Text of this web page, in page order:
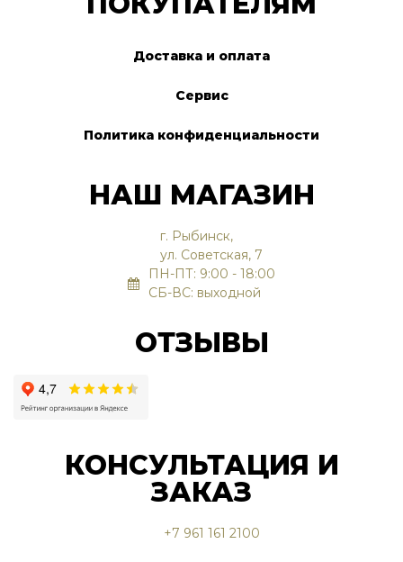
Доставка и оплата
Сервис
Политика конфиденциальности
НАШ МАГАЗИН
г. Рыбинск,
ул. Советская, 7
ПН-ПТ: 9:00 - 18:00
СБ-ВС: выходной
ОТЗЫВЫ
КОНСУЛЬТАЦИЯ И
ЗАКАЗ
+7 961 161 2100